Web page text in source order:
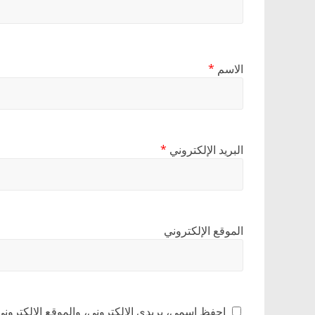
الاسم *
البريد الإلكتروني *
الموقع الإلكتروني
احفظ اسمي، بريدي الإلكتروني، والموقع